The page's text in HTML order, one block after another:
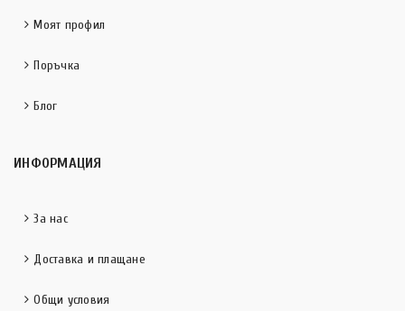
Моят профил
Поръчка
Блог
ИНФОРМАЦИЯ
За нас
Доставка и плащане
Общи условия